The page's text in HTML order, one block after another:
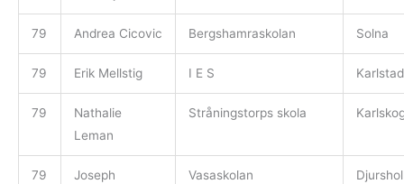
79 Andrea Cicovic Bergshamraskolan Solna
79 Erik Mellstig I E S Karlstad
79
Nathalie
Leman
Stråningstorps skola
79
Joseph
Vasaskolan